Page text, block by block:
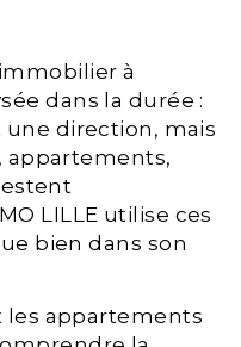
à
dans la durée :
direction, mais
appartements,
LILLE utilise ces
bien dans son
les appartements